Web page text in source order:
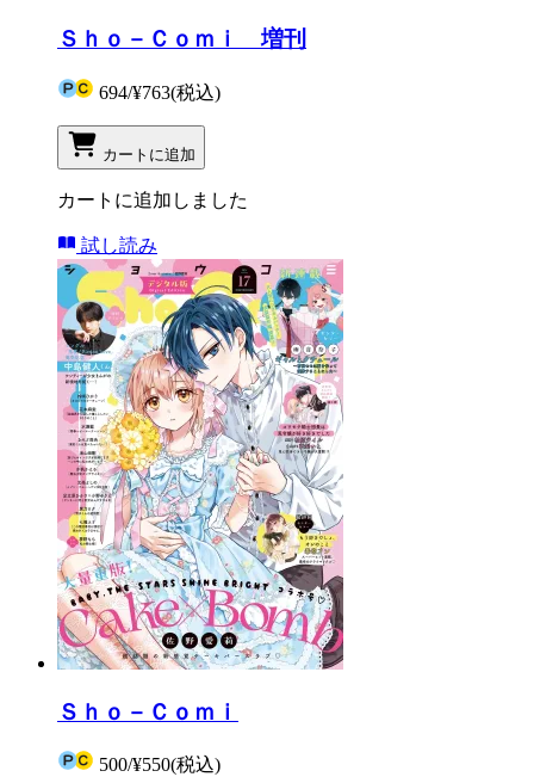
Ｓｈｏ－Ｃｏｍｉ 増刊
694/¥763(税込)
カートに追加
カートに追加しました
試し読み
Ｓｈｏ－Ｃｏｍｉ
500/¥550(税込)